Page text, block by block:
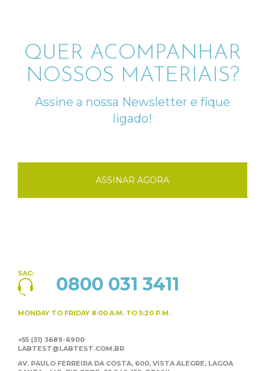
QUER ACOMPANHAR
NOSSOS MATERIAIS?
Assine a nossa Newsletter e fique
ligado!
ASSINAR AGORA
SAC: 0800 031 3411
MONDAY TO FRIDAY 8:00 A.M. TO 5:20 P.M.
+55 (31) 3689-6900
LABTEST@LABTEST.COM.BR
AV. PAULO FERREIRA DA COSTA, 600, VISTA ALEGRE, LAGOA